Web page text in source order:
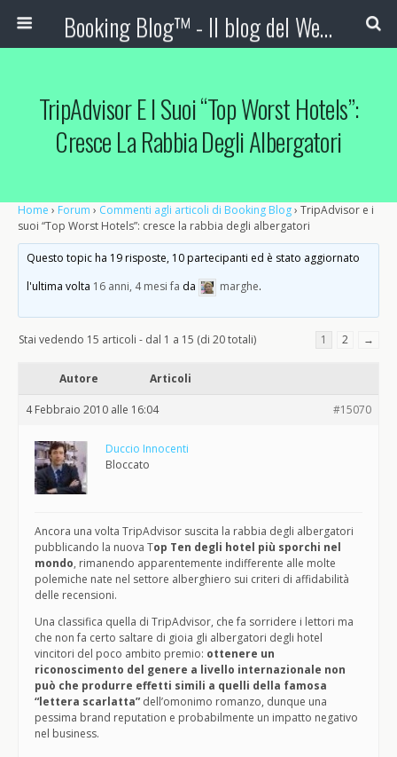
Booking Blog™ - Il blog del Web Marketing Turistico
TripAdvisor E I Suoi “Top Worst Hotels”:
Cresce La Rabbia Degli Albergatori
Home › Forum › Commenti agli articoli di Booking Blog› TripAdvisor e i
suoi “Top Worst Hotels”: cresce la rabbia degli albergatori
Questo topic ha 19 risposte, 10 partecipanti ed è stato aggiornato
l'ultima volta 16 anni, 4 mesi fa da marghe.
Stai vedendo 15 articoli - dal 1 a 15 (di 20 totali) 1 2 →
Autore Articoli
4 Febbraio 2010 alle 16:04 #15070
Duccio Innocenti
Bloccato
Ancora una volta TripAdvisor suscita la rabbia degli albergatori
pubblicando la nuova Top Ten degli hotel più sporchi nel
mondo, rimanendo apparentemente indifferente alle molte
polemiche nate nel settore alberghiero sui criteri di affidabilità
delle recensioni.
Una classifica quella di TripAdvisor, che fa sorridere i lettori ma
che non fa certo saltare di gioia gli albergatori degli hotel
vincitori del poco ambito premio: ottenere un
riconoscimento del genere a livello internazionale non
può che produrre effetti simili a quelli della famosa
“lettera scarlatta” dell’omonimo romanzo, dunque una
pessima brand reputation e probabilmente un impatto negativo
nel business.